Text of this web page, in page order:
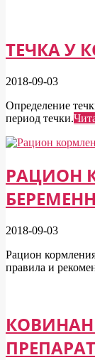
ТЕЧКА У
2018-09-03
Определение
период течки.
РАЦИОН
2018-09-03
Рацион
правила и